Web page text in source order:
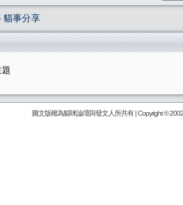
貓事分享
圖文版權為貓咪論壇與發文人所共有 | Copyright ©